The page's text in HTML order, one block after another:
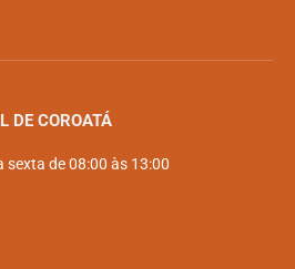
DE COROATÁ
de 08:00 às 13:00